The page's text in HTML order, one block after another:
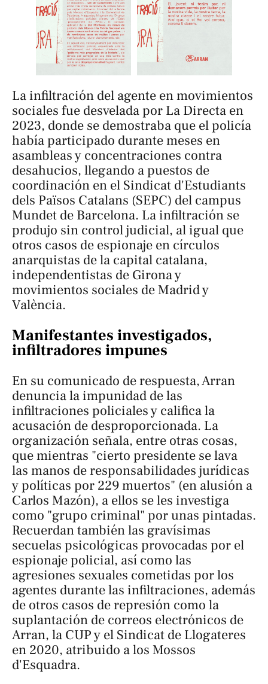
La infiltración del agente en movimientos
sociales fue desvelada por La Directa en
2023, donde se demostraba que el policía
había participado durante meses en
asambleas y concentraciones contra
desahucios, llegando a puestos de
coordinación en el Sindicat d'Estudiants
dels Països Catalans (SEPC) del campus
Mundet de Barcelona. La infiltración se
produjo sin control judicial, al igual que
otros casos de espionaje en círculos
anarquistas de la capital catalana,
independentistas de Girona y
movimientos sociales de Madrid y
València.
Manifestantes investigados,
infiltradores impunes
En su comunicado de respuesta, Arran
denuncia la impunidad de las
infiltraciones policiales y califica la
acusación de desproporcionada. La
organización señala, entre otras cosas,
que mientras "cierto presidente se lava
las manos de responsabilidades jurídicas
y políticas por 229 muertos" (en alusión a
Carlos Mazón), a ellos se les investiga
como "grupo criminal" por unas pintadas.
Recuerdan también las gravísimas
secuelas psicológicas provocadas por el
espionaje policial, así como las
agresiones sexuales cometidas por los
agentes durante las infiltraciones, además
de otros casos de represión como la
suplantación de correos electrónicos de
Arran, la CUP y el Sindicat de Llogateres
en 2020, atribuido a los Mossos
d'Esquadra.